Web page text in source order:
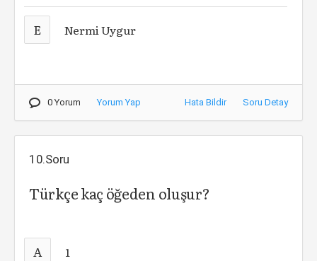
E Nermi Uygur
0 Yorum Yorum Yap Hata Bildir Soru Detay
10.Soru
Türkçe kaç öğeden oluşur?
A 1